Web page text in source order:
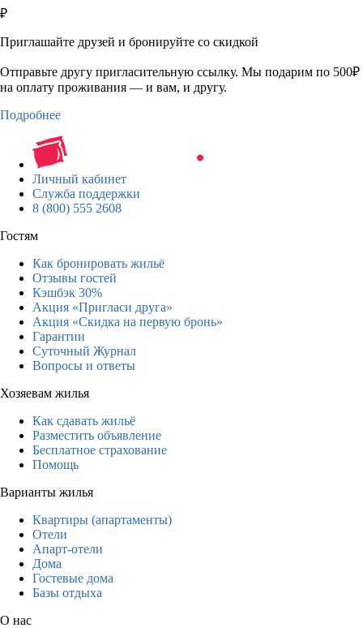
₽
Приглашайте друзей и бронируйте со скидкой
Отправьте другу пригласительную ссылку. Мы подарим по 500₽
на оплату проживания — и вам, и другу.
Подробнее
Личный кабинет
Служба поддержки
8 (800) 555 2608
Гостям
Как бронировать жильё
Отзывы гостей
Кэшбэк 30%
Акция «Пригласи друга»
Акция «Скидка на первую бронь»
Гарантии
Суточный Журнал
Вопросы и ответы
Хозяевам жилья
Как сдавать жильё
Разместить объявление
Бесплатное страхование
Помощь
Варианты жилья
Квартиры (апартаменты)
Отели
Апарт-отели
Дома
Гостевые дома
Базы отдыха
О нас